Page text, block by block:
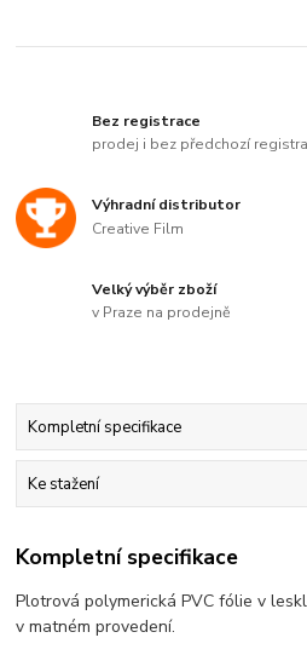
Bez registrace
prodej i bez předchozí
Výhradní distributor
Creative Film
Velký výběr zboží
v Praze na prodejně
Kompletní specifikace
Ke stažení
Kompletní specifikace
Plotrová polymerická PVC fólie v
v matném provedení.